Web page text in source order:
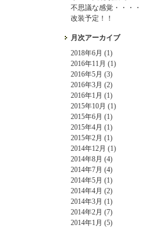
不思議な感覚・・・・
改装予定！！
月次アーカイブ
2018年6月 (1)
2016年11月 (1)
2016年5月 (3)
2016年3月 (2)
2016年1月 (1)
2015年10月 (1)
2015年6月 (1)
2015年4月 (1)
2015年2月 (1)
2014年12月 (1)
2014年8月 (4)
2014年7月 (4)
2014年5月 (1)
2014年4月 (2)
2014年3月 (1)
2014年2月 (7)
2014年1月 (5)